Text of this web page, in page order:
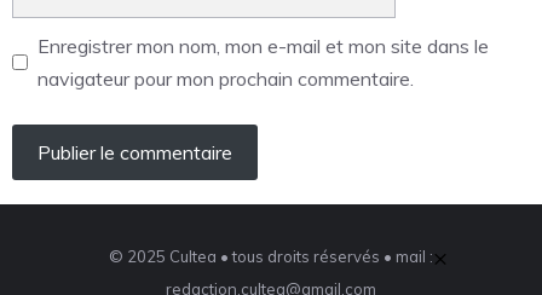
Enregistrer mon nom, mon e-mail et mon site dans le
navigateur pour mon prochain commentaire.
© 2025 Cultea • tous droits réservés • mail :
redaction.cultea@gmail.com
×